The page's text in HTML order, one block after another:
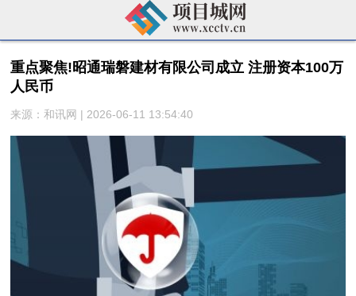
重点聚焦!昭通瑞磐建材有限公司成立 注册资本100万
人民币
来源：和讯网 | 2026-06-11 13:54:40